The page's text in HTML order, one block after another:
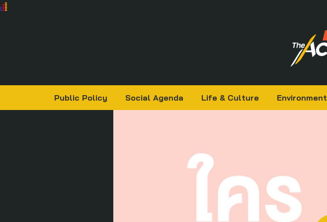
Public Policy Social Agenda Life & Culture Environment